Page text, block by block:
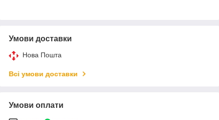
Умови доставки
Нова Пошта
Всі умови доставки
Умови оплати